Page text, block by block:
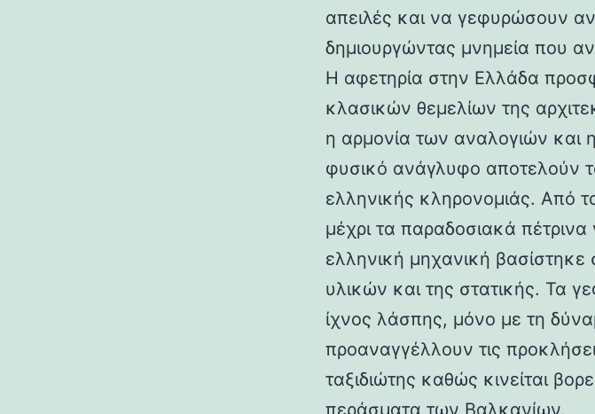
απειλές και να γεφυρώσουν
δημιουργώντας μνημεία που
Η αφετηρία στην Ελλάδα
κλασικών θεμελίων της
η αρμονία των αναλογιών και
φυσικό ανάγλυφο αποτελούν
ελληνικής κληρονομιάς. Από
μέχρι τα παραδοσιακά
ελληνική μηχανική
υλικών και της στατικής. Τα
ίχνος λάσπης, μόνο με τη
προαναγγέλλουν τις
ταξιδιώτης καθώς κινείται
περάσματα των Βαλκανίων.